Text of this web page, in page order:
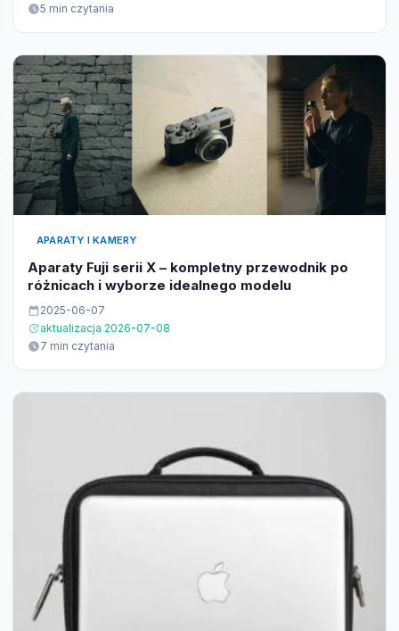
5 min czytania
APARATY I KAMERY
Aparaty Fuji serii X – kompletny przewodnik po
różnicach i wyborze idealnego modelu
2025-06-07
aktualizacja 2026-07-08
7 min czytania